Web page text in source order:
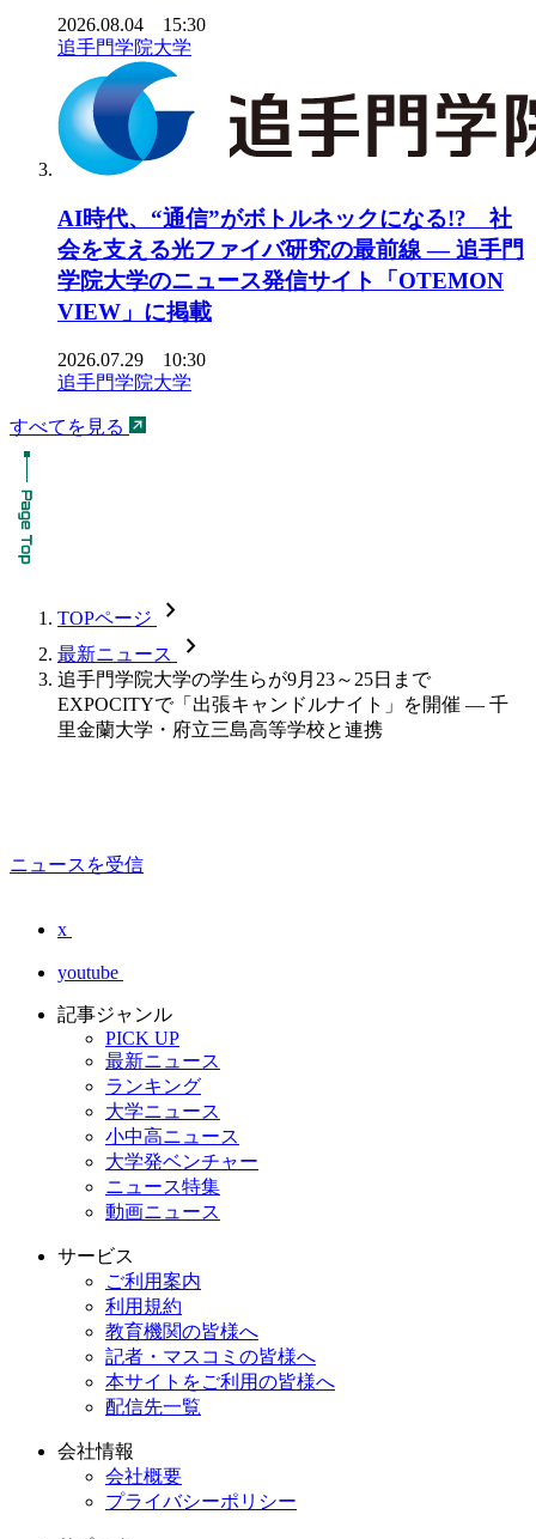
2026.08.04 15:30
追手門学院大学
AI時代、“通信”がボトルネックになる!? 社
会を支える光ファイバ研究の最前線 ― 追手門
学院大学のニュース発信サイト「OTEMON
VIEW」に掲載
2026.07.29 10:30
追手門学院大学
すべてを見る
TOPページ chevron_forward
最新ニュース chevron_forward
追手門学院大学の学生らが9月23～25日まで
EXPOCITYで「出張キャンドルナイト」を開催 — 千
里金蘭大学・府立三島高等学校と連携
ニュースを受信
x
youtube
記事ジャンル
PICK UP
最新ニュース
ランキング
大学ニュース
小中高ニュース
大学発ベンチャー
ニュース特集
動画ニュース
サービス
ご利用案内
利用規約
教育機関の皆様へ
記者・マスコミの皆様へ
本サイトをご利用の皆様へ
配信先一覧
会社情報
会社概要
プライバシーポリシー